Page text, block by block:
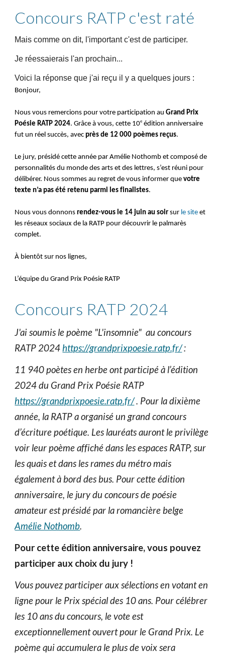
Concours RATP c'est raté
Mais comme on dit, l'important c'est de participer.
Je réessaierais l'an prochain...
Voici la réponse que j'ai reçu il y a quelques jours :
Bonjour,
Nous vous remercions pour votre participation auGrand Prix
Poésie RATP 2024. Grâce à vous, cette 10e édition anniversaire
fut un réel succès, avecprès de 12 000 poèmes reçus.
Le jury, présidé cette année par Amélie Nothomb et composé de
personnalités du monde des arts et des lettres, s’est réuni pour
délibérer. Nous sommes au regret de vous informer quevotre
texte n’a pas été retenu parmi les finalistes.
Nous vous donnonsrendez-vous le 14 juin au soirsur le site et
les réseaux sociaux de la RATP pour découvrir le palmarès
complet.
À bientôt sur nos lignes,
L’équipe du Grand Prix Poésie RATP
Concours RATP 2024
J'ai soumis le poème "L'insomnie" au concours
RATP 2024 https://grandprixpoesie.ratp.fr/:
11 940 poètes en herbe ont participé à l’édition
2024 du Grand Prix Poésie RATP
https://grandprixpoesie.ratp.fr/. Pour la dixième
année, la RATP a organisé un grand concours
d’écriture poétique. Les lauréats auront le privilège
voir leur poème affiché dans les espaces RATP, sur
les quais et dans les rames du métro mais
également à bord des bus. Pour cette édition
anniversaire, le jury du concours de poésie
amateur est présidé par la romancière belge
Amélie Nothomb.
Pour cette édition anniversaire, vous pouvez
participer aux choix du jury !
Vous pouvez participer aux sélections en votant en
ligne pour le Prix spécial des 10 ans. Pour célébrer
les 10 ans du concours, le vote est
exceptionnellement ouvert pour le Grand Prix. Le
poème qui accumulera le plus de voix sera